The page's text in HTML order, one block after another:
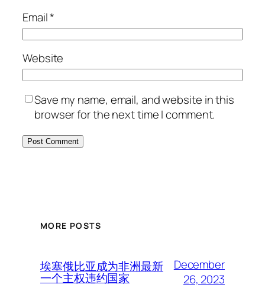
Email*
Website
Save my name, email, and website in this
browser for the next time I comment.
MORE POSTS
埃塞俄比亚成为非洲最新
一个主权违约国家
December
26, 2023